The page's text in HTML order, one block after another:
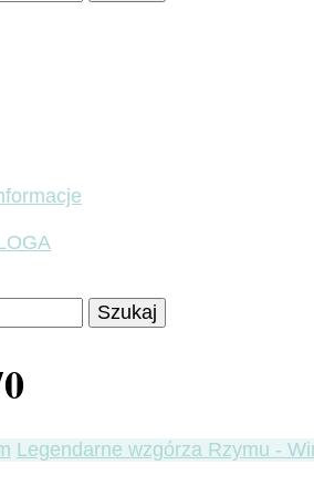
Legendarne wzgórza Rzymu -